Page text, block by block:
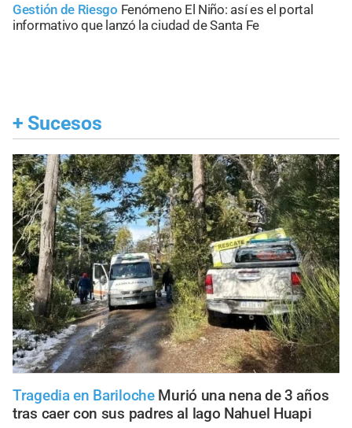
Gestión de Riesgo Fenómeno El Niño: así es el portal
informativo que lanzó la ciudad de Santa Fe
+ Sucesos
Tragedia en Bariloche Murió una nena de 3 años
tras caer con sus padres al lago Nahuel Huapi